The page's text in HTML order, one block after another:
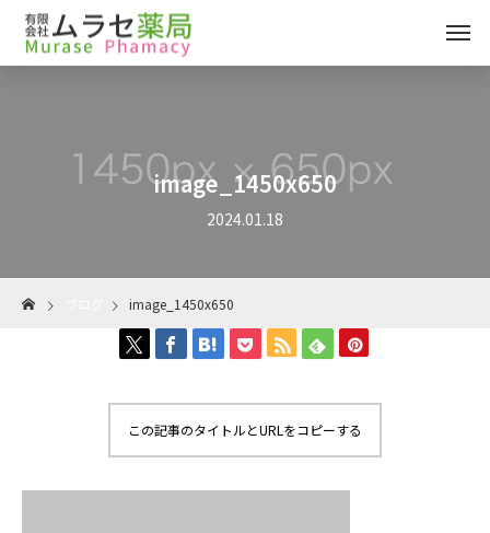
image_1450x650
2024.01.18
image_1450x650
この記事のタイトルとURLをコピーする